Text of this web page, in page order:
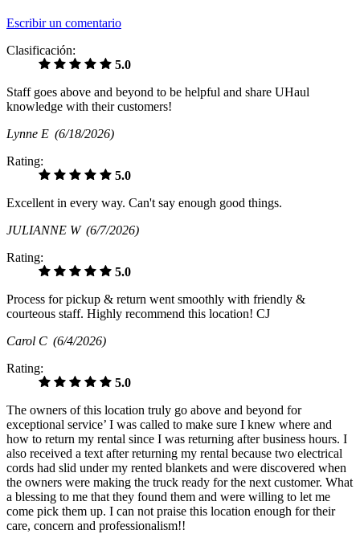
Escribir un comentario
Clasificación:
5.0
Staff goes above and beyond to be helpful and share UHaul
knowledge with their customers!
Lynne E (6/18/2026)
Rating:
5.0
Excellent in every way. Can't say enough good things.
JULIANNE W (6/7/2026)
Rating:
5.0
Process for pickup & return went smoothly with friendly &
courteous staff. Highly recommend this location! CJ
Carol C (6/4/2026)
Rating:
5.0
The owners of this location truly go above and beyond for
exceptional service’ I was called to make sure I knew where and
how to return my rental since I was returning after business hours. I
also received a text after returning my rental because two electrical
cords had slid under my rented blankets and were discovered when
the owners were making the truck ready for the next customer. What
a blessing to me that they found them and were willing to let me
come pick them up. I can not praise this location enough for their
care, concern and professionalism!!